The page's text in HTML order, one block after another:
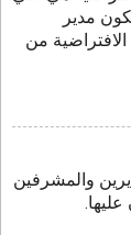
مدير
من
والمشرفين